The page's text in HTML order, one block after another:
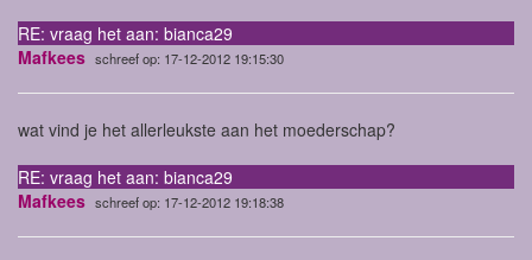
RE: vraag het aan: bianca29
Mafkees schreef op: 17-12-2012 19:15:30
wat vind je het allerleukste aan het moederschap?
RE: vraag het aan: bianca29
Mafkees schreef op: 17-12-2012 19:18:38